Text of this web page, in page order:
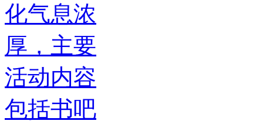
化气息浓
厚，主要
活动内容
包括书吧